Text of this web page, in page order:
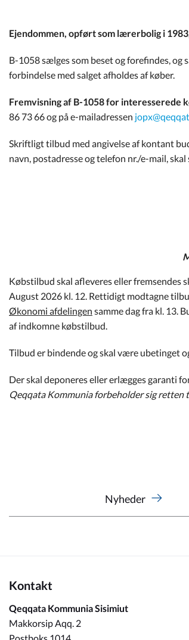
Ejendommen, opført som lærerbolig i
B-1058 sælges som beset og forefindes,
forbindelse med salget afholdes af køber.
Fremvisning af B-1058 for interesserede
86 73 66 og på e-mailadressen
Skriftligt tilbud med angivelse af kontant
navn, postadresse og telefon nr./e-mail,
Købstilbud skal afleveres eller fremsendes
August 2026 kl. 12. Rettidigt modtagne
Økonomi afdelingen samme dag fra kl. 13.
af indkomne købstilbud.
Tilbud er bindende og skal være ubetinget
Der skal deponeres eller erlægges garanti
Qeqqata Kommunia forbeholder sig retten
Nyheder
Kontakt
Qeqqata Kommunia Sisimiut
Makkorsip Aqq. 2